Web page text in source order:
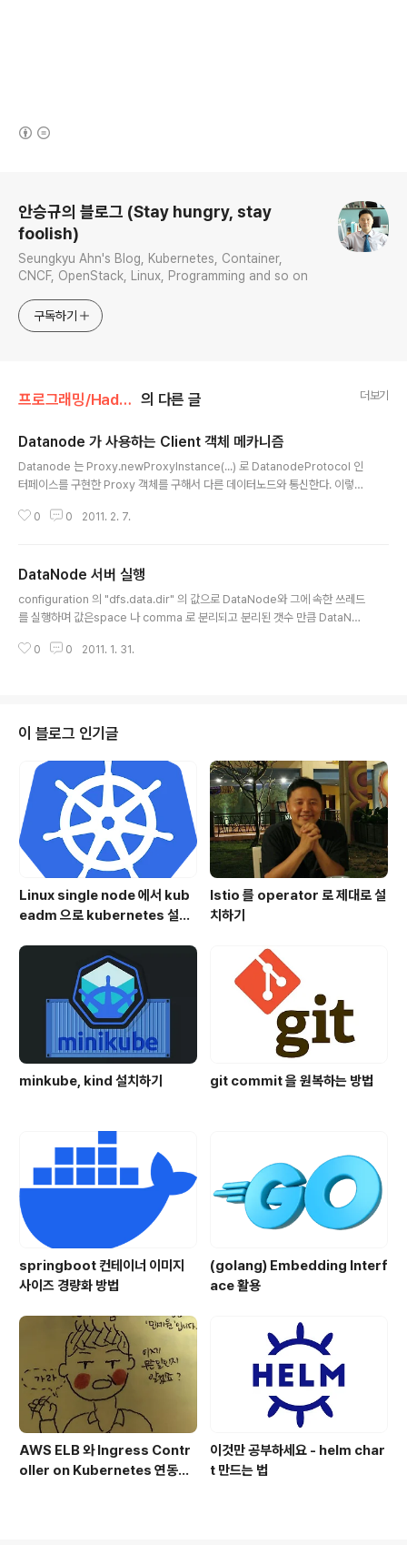
안승규의 블로그 (Stay hungry, stay
foolish)
Seungkyu Ahn's Blog, Kubernetes, Container,
CNCF, OpenStack, Linux, Programming and so on
구독하기
프로그래밍/Hadoop 의 다른 글 더보기
Datanode 가 사용하는 Client 객체 메카니즘
Datanode 는 Proxy.newProxyInstance(...) 로 DatanodeProtocol 인
터페이스를 구현한 Proxy 객체를 구해서 다른 데이터노드와 통신한다. 이렇게
저장된 InvokerHandler.invoke 메소가 호출된다. 결국 중요한 것은 Invok
args), address); return value.get(); Invocation 클래스는 대충 호출할
메소드와 파라미터를 저장한 것이..
0 0 2011. 2. 7.
DataNode 서버 실행
configuration 의 "dfs.data.dir" 의 값으로 DataNode와 그에 속한 쓰레드
를 실행하며 값은space 나 comma 로 분리되고 분리된 갯수 만큼 DataNod
을 실행, 서버 포트는 "dfs.datanode.port" 의 값으로 시작되며 디폴트는 50
이 있으며 DataXceiver 스레드를 만든다. 3. Data..
0 0 2011. 1. 31.
이 블로그 인기글
Linux single node 에서 kub
eadm 으로 kubernetes 설치
Istio 를 operator 로 제대로 설
치하기
minkube, kind 설치하기 git commit 을 원복하는 방법
springboot 컨테이너 이미지
사이즈 경량화 방법
(golang) Embedding Interf
ace 활용
AWS ELB 와 Ingress Contr
oller on Kubernetes 연동하
이것만 공부하세요 - helm char
t 만드는 법